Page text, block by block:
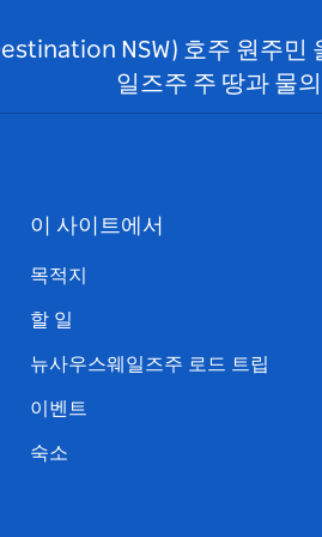
NSW) 호주 원주민
일즈주 주 땅과 물
이 사이트에서
목적지
할 일
뉴사우스웨일즈주 로드 트립
이벤트
숙소